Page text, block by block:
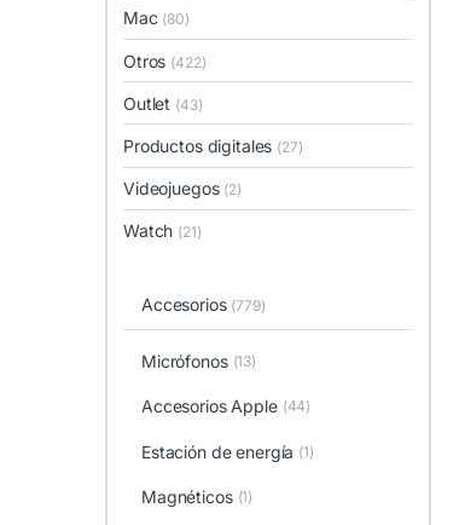
Mac (80)
Otros (422)
Outlet (43)
Productos digitales (27)
Videojuegos (2)
Watch (21)
Accesorios (779)
Micrófonos (13)
Accesorios Apple (44)
Estación de energía (1)
Magnéticos (1)